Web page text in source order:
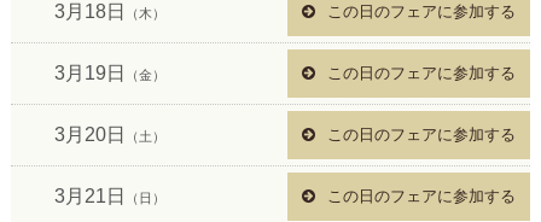
3月18日 （木） この日のフェアに参加する
3月19日 （金） この日のフェアに参加する
3月20日 （土） この日のフェアに参加する
3月21日 （日） この日のフェアに参加する